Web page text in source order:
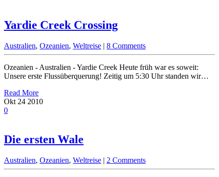
Yardie Creek Crossing
Australien, Ozeanien, Weltreise | 8 Comments
Ozeanien - Australien - Yardie Creek Heute früh war es soweit:
Unsere erste Flussüberquerung! Zeitig um 5:30 Uhr standen wir…
Read More
Okt 24 2010
0
Die ersten Wale
Australien, Ozeanien, Weltreise | 2 Comments